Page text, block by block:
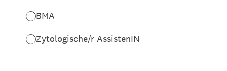
BMA
Zytologische/r AssistenIN